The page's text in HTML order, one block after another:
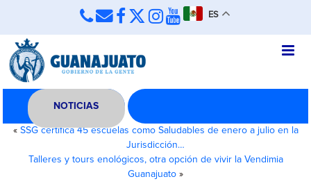
ES
NOTICIAS
« SSG certifica 45 escuelas como Saludables de enero a julio en la
Jurisdicción…
Talleres y tours enológicos, otra opción de vivir la Vendimia
Guanajuato »